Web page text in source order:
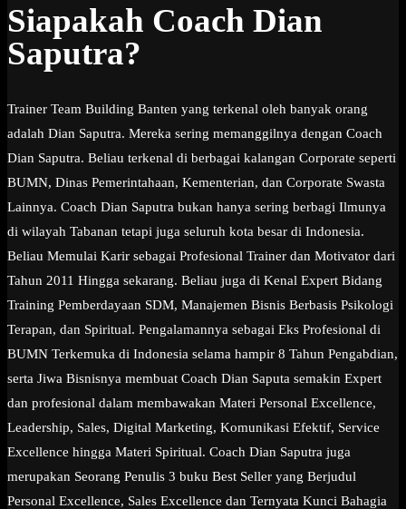
Siapakah Coach Dian
Saputra?
Trainer Team Building Banten yang terkenal oleh banyak orang
adalah Dian Saputra. Mereka sering memanggilnya dengan Coach
Dian Saputra. Beliau terkenal di berbagai kalangan Corporate seperti
BUMN, Dinas Pemerintahaan, Kementerian, dan Corporate Swasta
Lainnya. Coach Dian Saputra bukan hanya sering berbagi Ilmunya
di wilayah Tabanan tetapi juga seluruh kota besar di Indonesia.
Beliau Memulai Karir sebagai Profesional Trainer dan Motivator dari
Tahun 2011 Hingga sekarang. Beliau juga di Kenal Expert Bidang
Training Pemberdayaan SDM, Manajemen Bisnis Berbasis Psikologi
Terapan, dan Spiritual. Pengalamannya sebagai Eks Profesional di
BUMN Terkemuka di Indonesia selama hampir 8 Tahun Pengabdian,
serta Jiwa Bisnisnya membuat Coach Dian Saputa semakin Expert
dan profesional dalam membawakan Materi Personal Excellence,
Leadership, Sales, Digital Marketing, Komunikasi Efektif, Service
Excellence hingga Materi Spiritual. Coach Dian Saputra juga
merupakan Seorang Penulis 3 buku Best Seller yang Berjudul
Personal Excellence, Sales Excellence dan Ternyata Kunci Bahagia